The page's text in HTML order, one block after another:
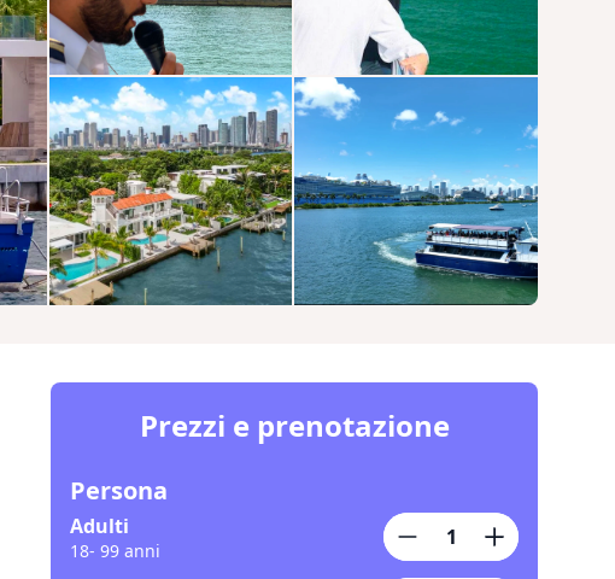
Prezzi e prenotazione
Persona
Adulti
18- 99 anni